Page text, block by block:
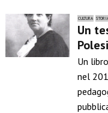
CULTURA
Un
Un
nel